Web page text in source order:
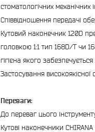
стоматологічних механічних
Співвідношення передачі
Кутовий наконечник 120D
головкою 1:1 тип 168D/T чи
гігієна якого
Застосування високоякісної
Переваги:
До переваг цього
Кутові наконечники